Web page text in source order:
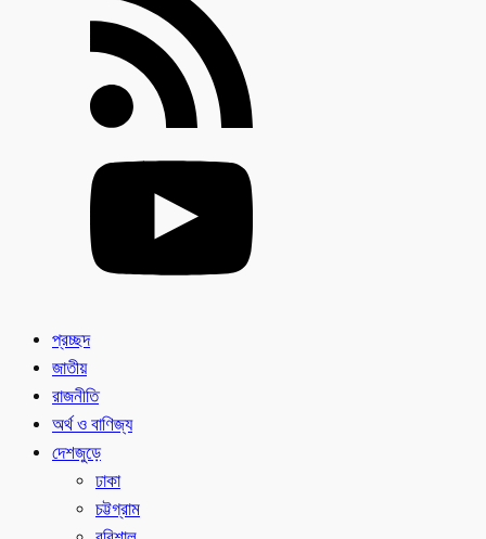
প্রচ্ছদ
জাতীয়
রাজনীতি
অর্থ ও বাণিজ্য
দেশজুড়ে
ঢাকা
চট্টগ্রাম